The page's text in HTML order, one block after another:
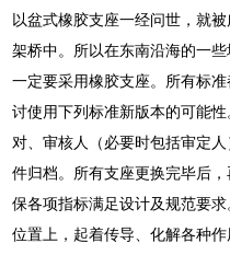
以盆式橡胶支座一经问世，就
架桥中。所以在东南沿海的一
一定要采用橡胶支座。所有标
讨使用下列标准新版本的可能
对、审核人（必要时包括审定
件归档。所有支座更换完毕后
保各项指标满足设计及规范要
位置上，起着传导、化解各种